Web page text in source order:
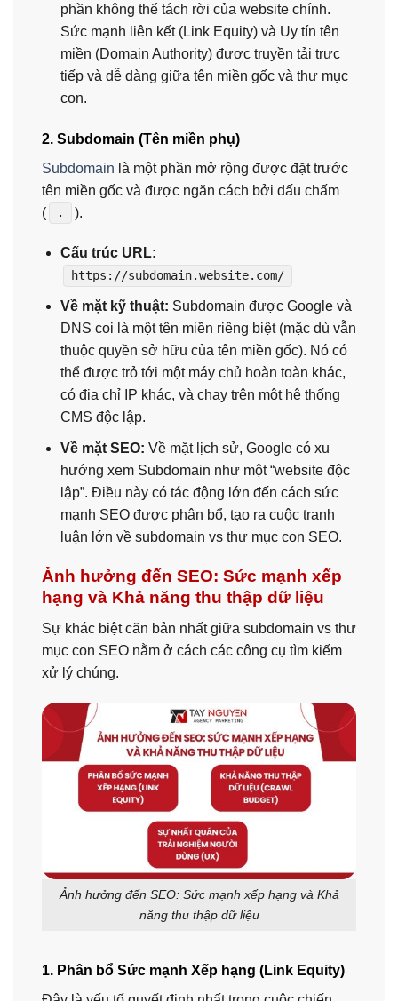
phần không thể tách rời của website chính.
Sức mạnh liên kết (Link Equity) và Uy tín tên
miền (Domain Authority) được truyền tải trực
tiếp và dễ dàng giữa tên miền gốc và thư mục
con.
2. Subdomain (Tên miền phụ)
Subdomain là một phần mở rộng được đặt trước
tên miền gốc và được ngăn cách bởi dấu chấm
(
. ).
Cấu trúc URL:
https://subdomain.website.com/
Về mặt kỹ thuật: Subdomain được Google và
DNS coi là một tên miền riêng biệt (mặc dù vẫn
thuộc quyền sở hữu của tên miền gốc). Nó có
thể được trỏ tới một máy chủ hoàn toàn khác,
có địa chỉ IP khác, và chạy trên một hệ thống
CMS độc lập.
Về mặt SEO: Về mặt lịch sử, Google có xu
hướng xem Subdomain như một “website độc
lập”. Điều này có tác động lớn đến cách sức
mạnh SEO được phân bổ, tạo ra cuộc tranh
luận lớn về subdomain vs thư mục con SEO.
Ảnh hưởng đến SEO: Sức mạnh xếp
hạng và Khả năng thu thập dữ liệu
Sự khác biệt căn bản nhất giữa subdomain vs thư
mục con SEO nằm ở cách các công cụ tìm kiếm
xử lý chúng.
Ảnh hưởng đến SEO: Sức mạnh xếp hạng và Khả
năng thu thập dữ liệu
1. Phân bổ Sức mạnh Xếp hạng (Link Equity)